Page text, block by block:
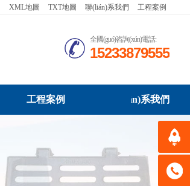
XML地圖 TXT地圖 聯(lián)系我們 工程案例
全國(guó)咨詢(xún)電話:
15233879555
工程案例 聯(lián)系我們